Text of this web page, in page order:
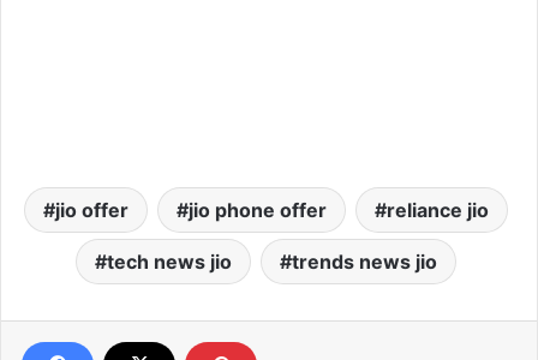
jio offer jio phone offer reliance jio
tech news jio trends news jio